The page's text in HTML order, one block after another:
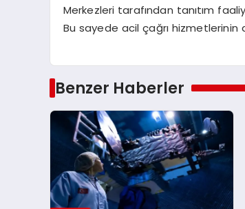
Merkezleri tarafından tanıtım
Bu sayede acil çağrı
Benzer Haberler